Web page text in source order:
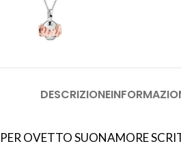
DESCRIZIONE
OVETTO SUONAMORE